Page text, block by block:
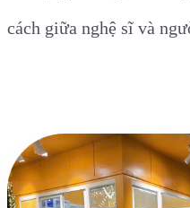
cách giữa nghệ sĩ và